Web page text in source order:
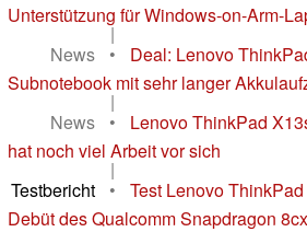
Unterstützung für Windows-on-Arm-
|
News
•
Deal: Lenovo
Subnotebook mit sehr langer
|
News
•
Lenovo ThinkPad
hat noch viel Arbeit vor sich
|
Testbericht
•
Test Lenovo
Debüt des Qualcomm Snapdragon